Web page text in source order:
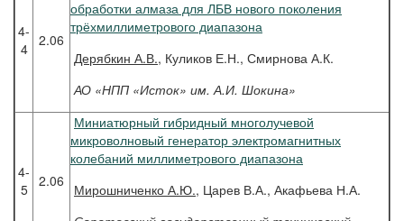
4-
4
2.06
обработки алмаза для ЛБВ нового поколения
трёхмиллиметрового диапазона
Дерябкин А.В., Куликов Е.Н., Смирнова А.К.
АО «НПП «Исток» им. А.И. Шокина»
4-
5
2.06
Миниатюрный гибридный многолучевой
микроволновый генератор электромагнитных
колебаний миллиметрового диапазона
Мирошниченко А.Ю., Царев В.А., Акафьева Н.А.